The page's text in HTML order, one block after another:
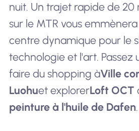
nuit. Un trajet rapide de 20
sur le MTR vous
centre dynamique pour le
technologie et l'art. Passez
faire du shopping àVille
Luohuet explorerLoft OCT
peinture à l'huile de Dafen.